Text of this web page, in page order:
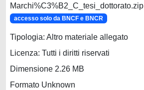
Marchi%C3%B2_C_tesi_dottorato.zip
accesso solo da BNCF e BNCR
Tipologia: Altro materiale allegato
Licenza: Tutti i diritti riservati
Dimensione 2.26 MB
Formato Unknown